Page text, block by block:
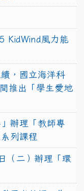
KidWind風力能
，國立海洋科
推出「學生愛地
辦理「教師專
列課程
（二）辦理「環